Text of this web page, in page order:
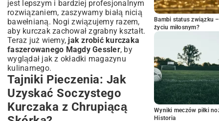
jest lepszym i bardziej profesjonalnym
rozwiązaniem, zaszywamy białą nicią
bawełnianą. Nogi związujemy razem,
aby kurczak zachował zgrabny kształt.
Teraz już wiemy, jak zrobić kurczaka
faszerowanego Magdy Gessler, by
wyglądał jak z okładki magazynu
kulinarnego.
Tajniki Pieczenia: Jak
Uzyskać Soczystego
Kurczaka z Chrupiącą
Bambi status związku
życiu miłosnym?
Wyniki meczów piłki
Historia